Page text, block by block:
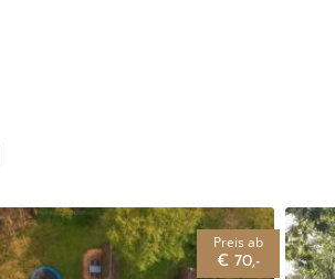
Preis ab
€ 70,-